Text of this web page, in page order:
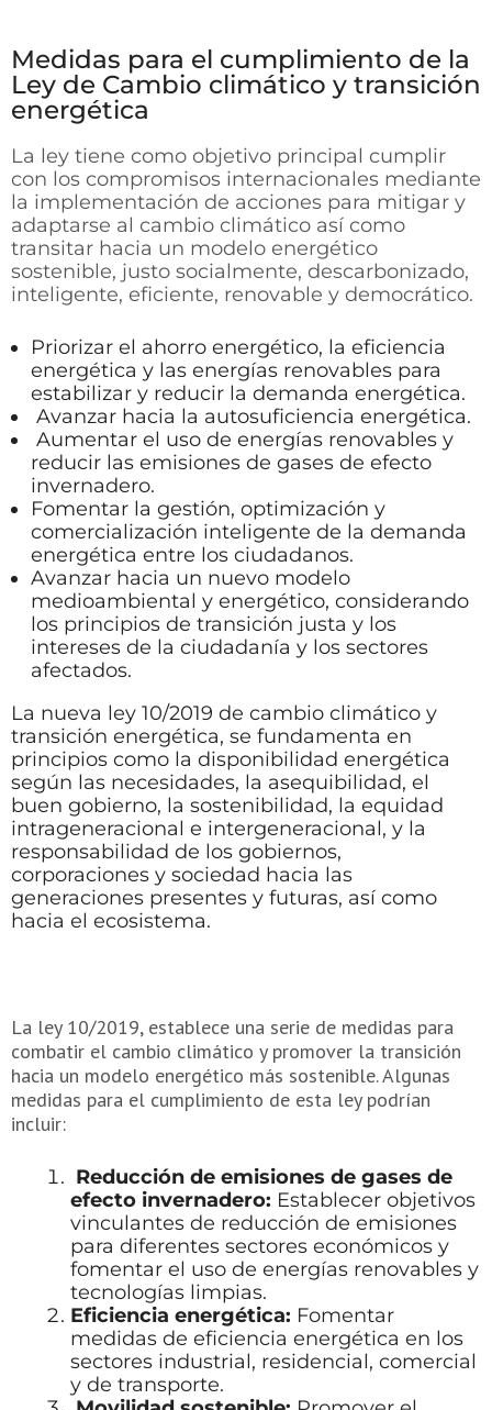
Medidas para el cumplimiento de la
Ley de Cambio climático y transición
energética
La ley tiene como objetivo principal cumplir
con los compromisos internacionales mediante
la implementación de acciones para mitigar y
adaptarse al cambio climático así como
transitar hacia un modelo energético
sostenible, justo socialmente, descarbonizado,
inteligente, eficiente, renovable y democrático.
Priorizar el ahorro energético, la eficiencia
energética y las energías renovables para
estabilizar y reducir la demanda energética.
Avanzar hacia la autosuficiencia energética.
Aumentar el uso de energías renovables y
reducir las emisiones de gases de efecto
invernadero.
Fomentar la gestión, optimización y
comercialización inteligente de la demanda
energética entre los ciudadanos.
Avanzar hacia un nuevo modelo
medioambiental y energético, considerando
los principios de transición justa y los
intereses de la ciudadanía y los sectores
afectados.
La nueva ley 10/2019 de cambio climático y
transición energética, se fundamenta en
principios como la disponibilidad energética
según las necesidades, la asequibilidad, el
buen gobierno, la sostenibilidad, la equidad
intrageneracional e intergeneracional, y la
responsabilidad de los gobiernos,
corporaciones y sociedad hacia las
generaciones presentes y futuras, así como
hacia el ecosistema.
La ley 10/2019, establece una serie de medidas para
combatir el cambio climático y promover la transición
hacia un modelo energético más sostenible. Algunas
medidas para el cumplimiento de esta ley podrían
incluir:
Reducción de emisiones de gases de
efecto invernadero: Establecer objetivos
vinculantes de reducción de emisiones
para diferentes sectores económicos y
fomentar el uso de energías renovables y
tecnologías limpias.
Eficiencia energética: Fomentar
medidas de eficiencia energética en los
sectores industrial, residencial, comercial
y de transporte.